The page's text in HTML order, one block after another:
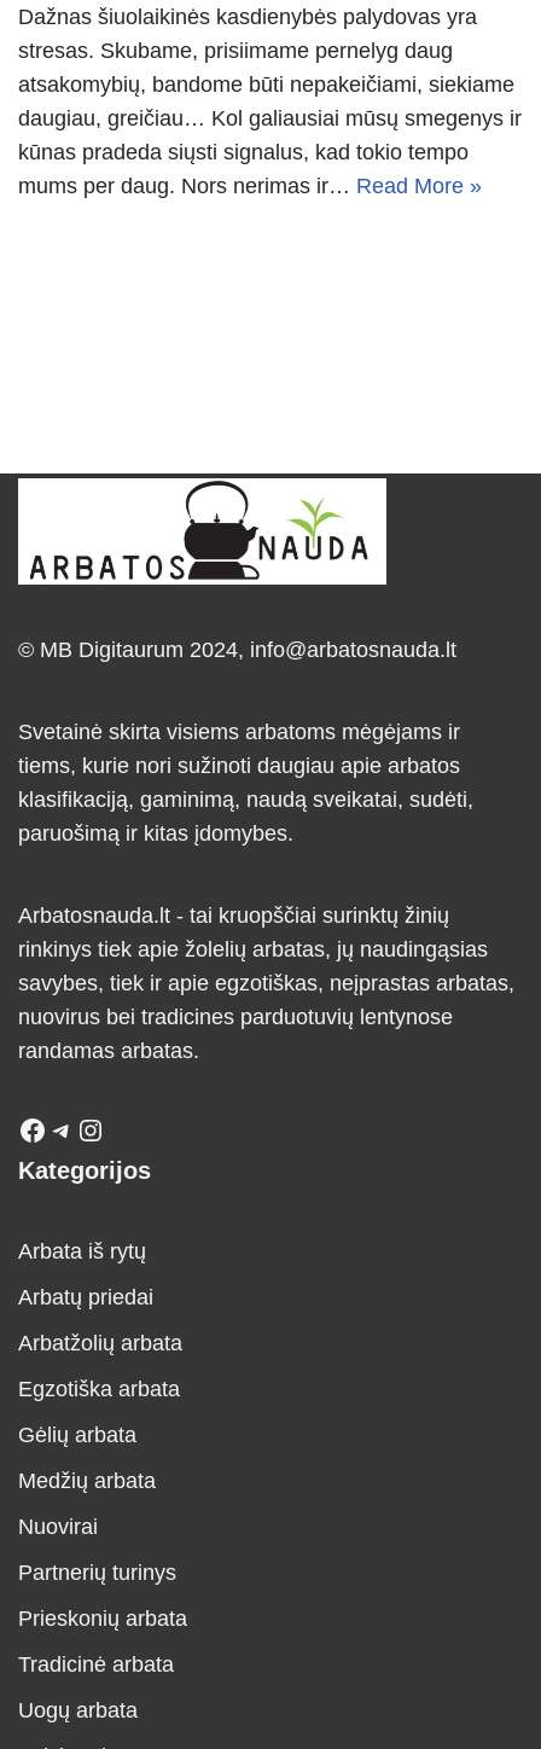
Dažnas šiuolaikinės kasdienybės palydovas yra
stresas. Skubame, prisiimame pernelyg daug
atsakomybių, bandome būti nepakeičiami, siekiame
daugiau, greičiau… Kol galiausiai mūsų smegenys ir
kūnas pradeda siųsti signalus, kad tokio tempo
mums per daug. Nors nerimas ir… Read More »
© MB Digitaurum 2024, info@arbatosnauda.lt
Svetainė skirta visiems arbatoms mėgėjams ir
tiems, kurie nori sužinoti daugiau apie arbatos
klasifikaciją, gaminimą, naudą sveikatai, sudėti,
paruošimą ir kitas įdomybes.
Arbatosnauda.lt - tai kruopščiai surinktų žinių
rinkinys tiek apie žolelių arbatas, jų naudingąsias
savybes, tiek ir apie egzotiškas, neįprastas arbatas,
nuovirus bei tradicines parduotuvių lentynose
randamas arbatas.
Kategorijos
Arbata iš rytų
Arbatų priedai
Arbatžolių arbata
Egzotiška arbata
Gėlių arbata
Medžių arbata
Nuovirai
Partnerių turinys
Prieskonių arbata
Tradicinė arbata
Uogų arbata